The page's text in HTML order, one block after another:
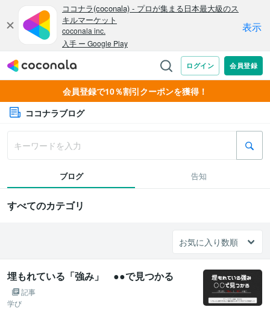
会員登録で10％割引クーポンを獲得！
ココナラブログ
ブログ 告知
すべてのカテゴリ
埋もれている「強み」 ●●で見つかる
記事
学び